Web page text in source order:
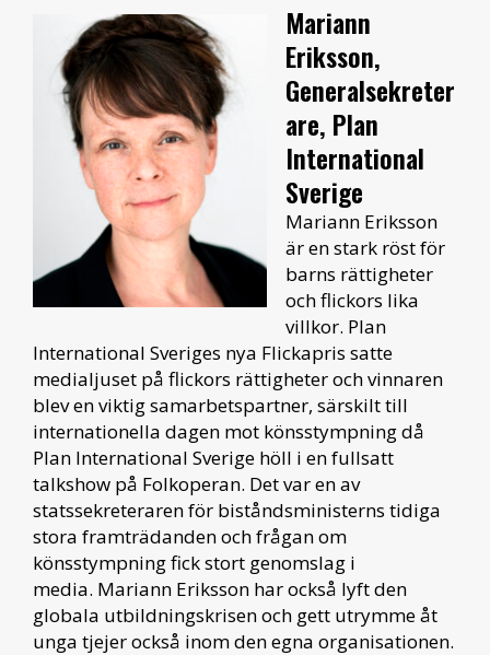
Mariann
Eriksson,
Generalsekreter
are, Plan
International
Sverige
Mariann Eriksson
är en stark röst för
barns rättigheter
och flickors lika
villkor. Plan
International Sveriges nya Flickapris satte
medialjuset på flickors rättigheter och vinnaren
blev en viktig samarbetspartner, särskilt till
internationella dagen mot könsstympning då
Plan International Sverige höll i en fullsatt
talkshow på Folkoperan. Det var en av
statssekreteraren för biståndsministerns tidiga
stora framträdanden och frågan om
könsstympning fick stort genomslag i
media. Mariann Eriksson har också lyft den
globala utbildningskrisen och gett utrymme åt
unga tjejer också inom den egna organisationen.